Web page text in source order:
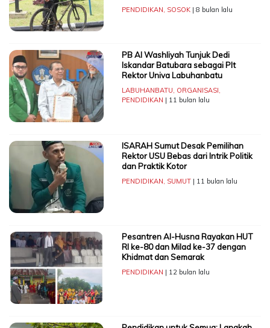
PENDIDIKAN SOSOK| 8 bulan lalu
PB Al Washliyah Tunjuk Dedi
Iskandar Batubara sebagai Plt
Rektor Univa Labuhanbatu
LABUHANBATU ORGANISASI
PENDIDIKAN | 11 bulan lalu
ISARAH Sumut Desak Pemilihan
Rektor USU Bebas dari Intrik Politik
dan Praktik Kotor
PENDIDIKAN SUMUT| 11 bulan lalu
Pesantren Al-Husna Rayakan HUT
RI ke-80 dan Milad ke-37 dengan
Khidmat dan Semarak
PENDIDIKAN | 12 bulan lalu